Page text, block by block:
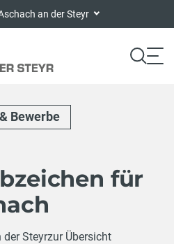
an der Steyr
Bewerbe
für
der Steyrzur Übersicht